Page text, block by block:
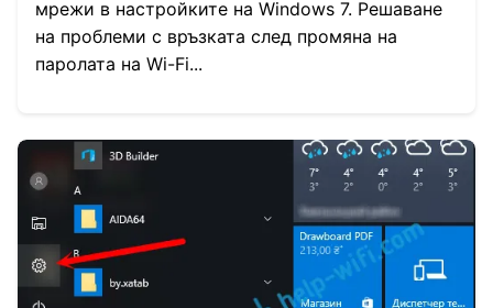
мрежи в настройките на Windows 7. Решаване
на проблеми с връзката след промяна на
паролата на Wi-Fi...